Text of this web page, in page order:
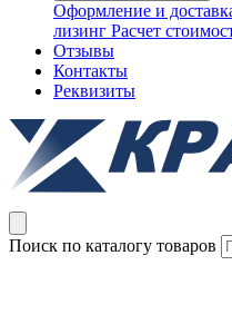
Оформление и
лизинг Расчет
Отзывы
Контакты
Реквизиты
Поиск по каталогу товаров